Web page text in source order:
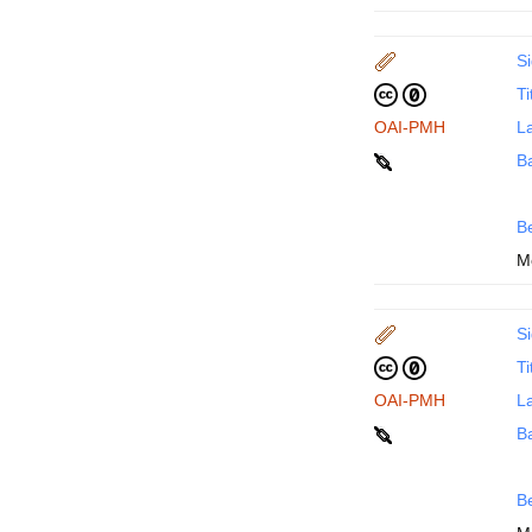
OAI-PMH
OAI-PMH